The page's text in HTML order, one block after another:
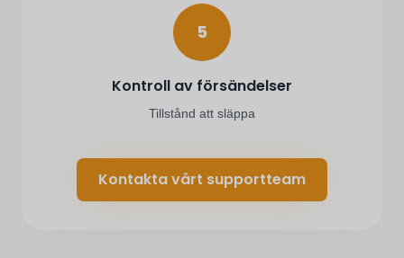
5
Kontroll av försändelser
Tillstånd att släppa
Kontakta vårt supportteam